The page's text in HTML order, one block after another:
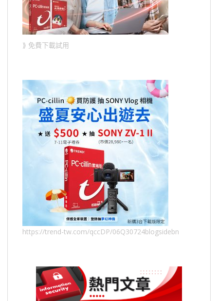
⟫ 免費下載試用
https://trend-tw.com/qccDP/06Q30724blogsidebn